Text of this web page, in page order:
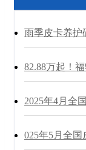
雨季皮卡养护
‌82.88万起！
2025年4月全